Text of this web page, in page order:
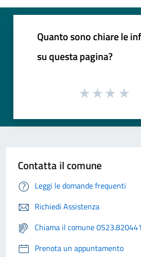
Quanto sono chiare le
su questa pagina?
Contatta il comune
Leggi le domande frequenti
Richiedi Assistenza
Chiama il comune 0523.820441
Prenota un appuntamento